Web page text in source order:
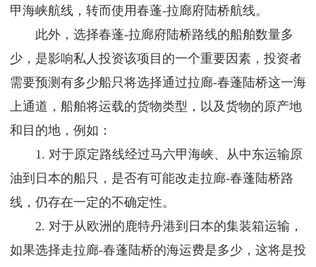
甲海峡航线，转而使用春蓬-拉廊府陆桥航线。
此外，选择春蓬-拉廊府陆桥路线的船舶数量多
少，是影响私人投资该项目的一个重要因素，投资者
需要预测有多少船只将选择通过拉廊-春蓬陆桥这一海
上通道，船舶将运载的货物类型，以及货物的原产地
和目的地，例如：
1. 对于原定路线经过马六甲海峡、从中东运输原
油到日本的船只，是否有可能改走拉廊-春蓬陆桥路
线，仍存在一定的不确定性。
2. 对于从欧洲的鹿特丹港到日本的集装箱运输，
如果选择走拉廊-春蓬陆桥的海运费是多少，这将是投